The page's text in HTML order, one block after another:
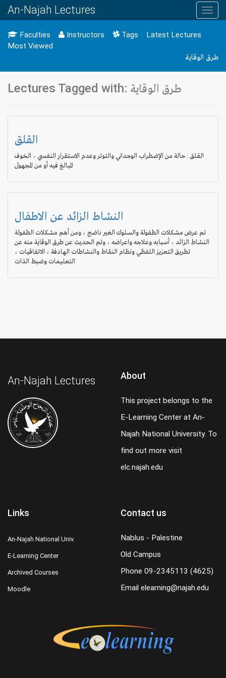
An-Najah Lectures
Faculties Instructors Tags
Latest Lectures
Most Viewed
طرق الوقاية
Lectures Tagged with: طرق الوقاية
القلق
القلق : حالة من الإضطراب الوجداني والتوتر وعدم الاستقرار النفسي ، الخوف
المبالغ فيه أو من المجهول
النشاط الزائد عن الاطفال
تم عرض مشكلات الطفولة والسلوك الغير ناضج ، ومن أهم مشكلات الطفولة
النشاط الزائد ، أسبابه وعلاجه واعراضه ، وتم الحديث عن طرق الوقاية منه عن
تطريق التعزيز اللفظي ونظام النقاط والنشاطات الهادفة ، الاتفاقيات ،
التعليمات وضبط الذات
An-Najah Lectures About
This project belongs to the
E-Learning Center at An-
Najah National University. To
find out more visit
elc.najah.edu
Links
An-Najah National Univ.
E-Learning Center
Archived Courses
Moodle
Contact us
Nablus - Palestine
Old Campus
Phone 09-2345113 (4625)
Email elearning@najah.edu